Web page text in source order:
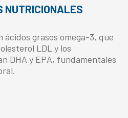
NUTRICIONALES
ácidos grasos omega-3, que
LDL y los
DHA y EPA, fundamentales